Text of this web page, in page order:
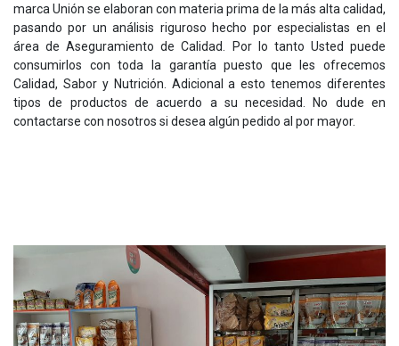
marca Unión se elaboran con materia prima de la más alta calidad,
pasando por un análisis riguroso hecho por especialistas en el
área de Aseguramiento de Calidad. Por lo tanto Usted puede
consumirlos con toda la garantía puesto que les ofrecemos
Calidad, Sabor y Nutrición. Adicional a esto tenemos diferentes
tipos de productos de acuerdo a su necesidad. No dude en
contactarse con nosotros si desea algún pedido al por mayor.